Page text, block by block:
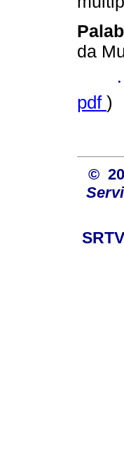
da
·
pdf )
©